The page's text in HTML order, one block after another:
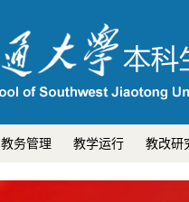
教务管理 教学运行 教改研